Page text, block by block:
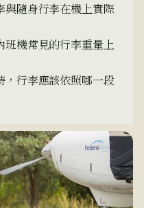
與隨身行李在機上實際
班機常見的行李重量上
，行李應該依照哪一段